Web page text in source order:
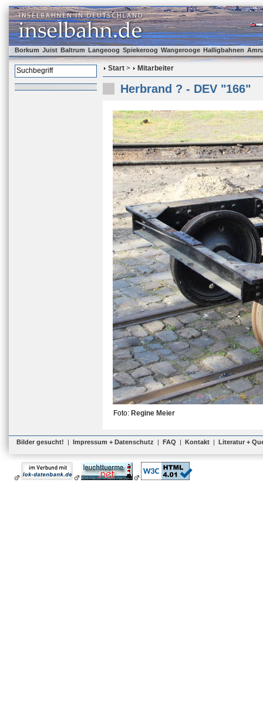
Borkum Juist Baltrum Langeoog Spiekeroog Wangerooge Halligbahnen
Start > Mitarbeiter
Herbrand ? - DEV "166"
Foto: Regine Meier
Bilder gesucht! | Impressum + Datenschutz | FAQ | Kontakt | Literatur +